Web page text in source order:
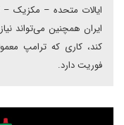
ایران همچنین می‌تواند
کند، کاری که ترامپ
فوریت دارد.